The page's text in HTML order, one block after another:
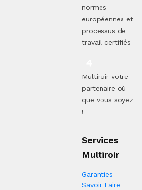
normes
européennes et
processus de
travail certifiés
Multiroir votre
partenaire où
que vous soyez
!
Services
Multiroir
Garanties
Savoir Faire